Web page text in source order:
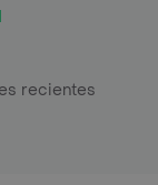
recientes